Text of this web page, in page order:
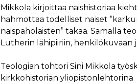
Mikkola kirjoittaa naishistoriaa
hahmottaa todelliset naiset
naispaholaisten” takaa. Samalla
Lutherin lähipiiriin, henkilökuvaan
Teologian tohtori Sini Mikkola
kirkkohistorian yliopistonlehtorina